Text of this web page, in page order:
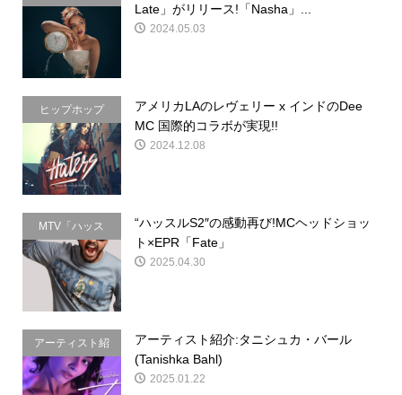
Late」がリリース!「Nasha」...
2024.05.03
ヒップホップ
アメリカLAのレヴェリー x インドのDee
MC 国際的コラボが実現!!
2024.12.08
MTV「ハッス
ル」
“ハッスルS2″の感動再び!MCヘッドショッ
ト×EPR「Fate」
2025.04.30
アーティスト紹
介
アーティスト紹介:タニシュカ・バール
(Tanishka Bahl)
2025.01.22